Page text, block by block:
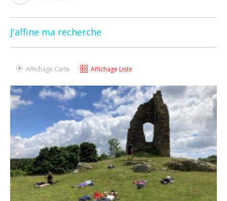
J'affine ma recherche
Affichage Carte Affichage Liste